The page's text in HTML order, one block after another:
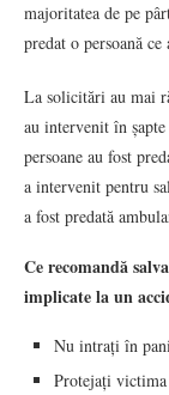
majoritatea de pe
predat o persoană
La solicitări au mai
au intervenit în
persoane au fost
a intervenit pentru
a fost predată
Ce recomandă
implicate la un
Nu intrați în
Protejați